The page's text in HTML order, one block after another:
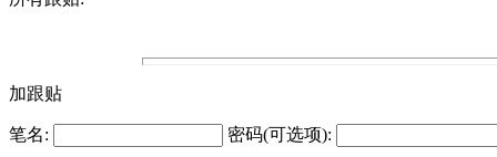
加跟贴
笔名: 密码(可选项):